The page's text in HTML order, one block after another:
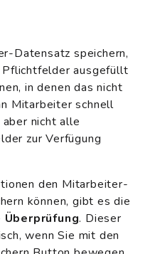
Datensatz speichern,
Pflichtfelder ausgefüllt
in denen das nicht
Mitarbeiter schnell
nicht alle
zur Verfügung
den Mitarbeiter-
können, gibt es die
Überprüfung. Dieser
wenn Sie mit den